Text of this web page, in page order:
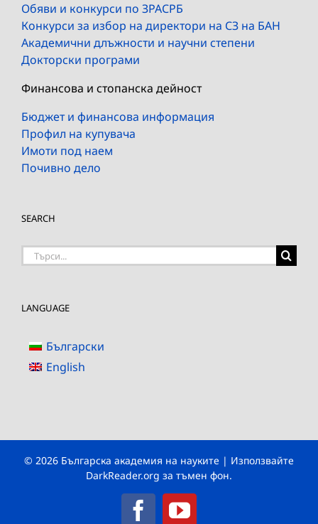
Обяви и конкурси по ЗРАСРБ
Конкурси за избор на директори на СЗ на БАН
Академични длъжности и научни степени
Докторски програми
Финансова и стопанска дейност
Бюджет и финансова информация
Профил на купувача
Имоти под наем
Почивно дело
SEARCH
Търсене
LANGUAGE
Български
English
© 2026 Българска академия на науките | Използвайте
DarkReader.org за тъмен фон.